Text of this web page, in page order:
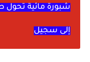
شبورة مائية تحول
إلى سجيل